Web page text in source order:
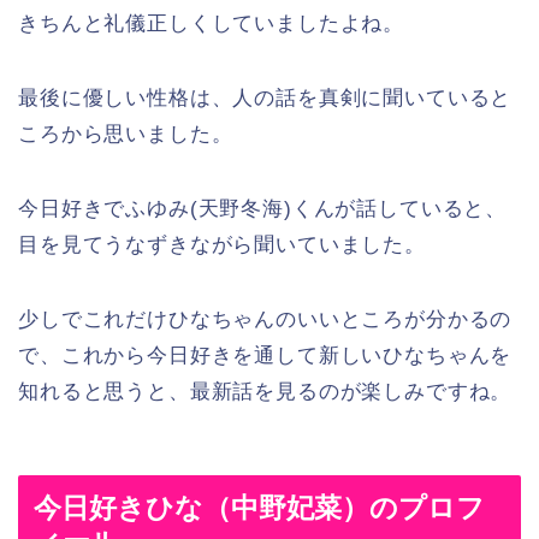
きちんと礼儀正しくしていましたよね。
最後に優しい性格は、人の話を真剣に聞いていると
ころから思いました。
今日好きでふゆみ(天野冬海)くんが話していると、
目を見てうなずきながら聞いていました。
少しでこれだけひなちゃんのいいところが分かるの
で、これから今日好きを通して新しいひなちゃんを
知れると思うと、最新話を見るのが楽しみですね。
今日好きひな（中野妃菜）のプロフ